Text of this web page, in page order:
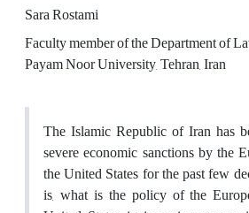
Sara Rostami
Faculty member of the Department of
Payam Noor University, Tehran, Iran
The Islamic Republic of Iran has
severe economic sanctions by the
the United States for the past few
is, what is the policy of the